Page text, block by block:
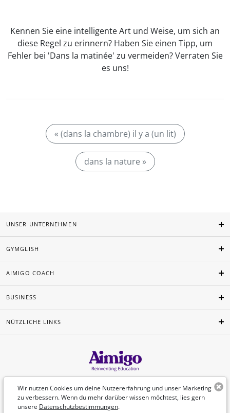
Kennen Sie eine intelligente Art und Weise, um sich an
diese Regel zu erinnern? Haben Sie einen Tipp, um
Fehler bei 'Dans la matinée' zu vermeiden? Verraten Sie
es uns!
« (dans la chambre) il y a (un lit)
dans la nature »
Wir nutzen Cookies um deine Nutzererfahrung und unser Marketing
zu verbessern. Wenn du mehr darüber wissen möchtest, lies gern
unsere Datenschutzbestimmungen.
UNSER UNTERNEHMEN
GYMGLISH
AIMIGO COACH
BUSINESS
NÜTZLICHE LINKS
Deutsch
©Aimigo 2026